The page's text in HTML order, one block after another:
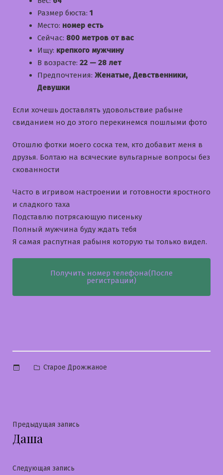
Размер бюста: 1
Место: номер есть
Сейчас: 800 метров от вас
Ищу: крепкого мужчину
В возрасте: 22 — 28 лет
Предпочтения: Женатые, Девственники,
Девушки
Если хочешь доставлять удовольствие рабыне
свиданием но до этого перекинемся пошлыми фото
Отошлю фотки моего соска тем, кто добавит меня в
друзья. Болтаю на всяческие вульгарные вопросы без
скованности
Часто в игривом настроении и готовности яростного
и сладкого таха
Подставлю потрясающую писеньку
Полный мужчина буду ждать тебя
Я самая распутная рабыня которую ты только видел.
Получить номер телефона(После
регистрации)
Опубликовано
Старое Дрожжаное
Навигация
по
записям
Предыдущая запись
Даша
Следующая запись